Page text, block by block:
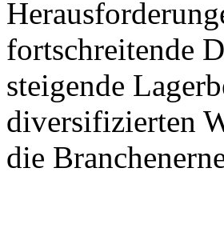
fortschreitende
steigende
diversifizierten
die